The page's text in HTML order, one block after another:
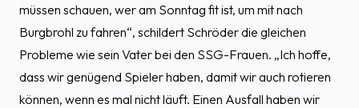
müssen schauen, wer am Sonntag fit ist, um mit nach
Burgbrohl zu fahren“, schildert Schröder die gleichen
Probleme wie sein Vater bei den SSG-Frauen. „Ich hoffe,
dass wir genügend Spieler haben, damit wir auch rotieren
können, wenn es mal nicht läuft. Einen Ausfall haben wir